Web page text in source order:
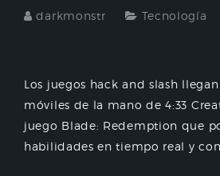
darkmonstr Tecnología
Los juegos hack and slash
móviles de la mano de 4:33
juego Blade: Redemption que
habilidades en tiempo real y